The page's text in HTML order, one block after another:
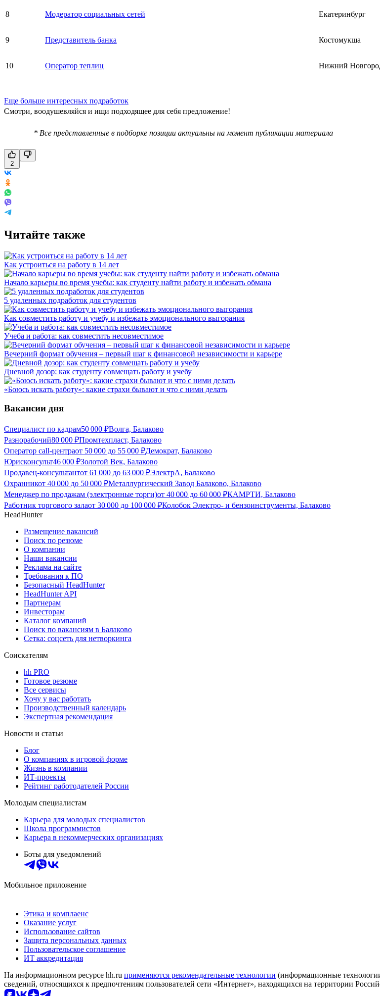
8 Модератор социальных сетей Екатеринбург
9 Представитель банка Костомукша
10 Оператор теплиц Нижний
Еще больше интересных подработок
Смотри, воодушевляйся и ищи подходящее для себя предложение!
* Все представленные в подборке позиции актуальны на момент публикации материала
2
Читайте также
Как устроиться на работу в 14 лет
Начало карьеры во время учебы: как студенту найти работу и избежать обмана
5 удаленных подработок для студентов
Как совместить работу и учебу и избежать эмоционального выгорания
Учеба и работа: как совместить несовместимое
Вечерний формат обучения – первый шаг к финансовой независимости и карьере
Дневной дозор: как студенту совмещать работу и учебу
«Боюсь искать работу»: какие страхи бывают и что с ними делать
Вакансии дня
Специалист по кадрам50 000 ₽Волга, Балаково
Разнорабочий80 000 ₽Промтехпласт, Балаково
Оператор call-центраот 50 000 до 55 000 ₽Демократ, Балаково
Юрисконсульт46 000 ₽Золотой Век, Балаково
Продавец-консультантот 61 000 до 63 000 ₽ЭлектрА, Балаково
Охранникот 40 000 до 50 000 ₽Металлургический Завод Балаково, Балаково
Менеджер по продажам (электронные торги)от 40 000 до 60 000 ₽КАМРТИ, Балаково
Работник торгового залаот 30 000 до 100 000 ₽Колобок Электро- и бензоинструменты, Балаково
HeadHunter
Размещение вакансий
Поиск по резюме
О компании
Наши вакансии
Реклама на сайте
Требования к ПО
Безопасный HeadHunter
HeadHunter API
Партнерам
Инвесторам
Каталог компаний
Поиск по вакансиям в Балаково
Сетка: соцсеть для нетворкинга
Соискателям
hh PRO
Готовое резюме
Все сервисы
Хочу у вас работать
Производственный календарь
Экспертная рекомендация
Новости и статьи
Блог
О компаниях в игровой форме
Жизнь в компании
ИТ-проекты
Рейтинг работодателей России
Молодым специалистам
Карьера для молодых специалистов
Школа программистов
Карьера в некоммерческих организациях
Боты для уведомлений
Мобильное приложение
Этика и комплаенс
Оказание услуг
Использование сайтов
Защита персональных данных
Пользовательское соглашение
ИТ аккредитация
На информационном ресурсе hh.ru применяются рекомендательные технологии (информационные
сведений, относящихся к предпочтениям пользователей сети «Интернет», находящихся на территории